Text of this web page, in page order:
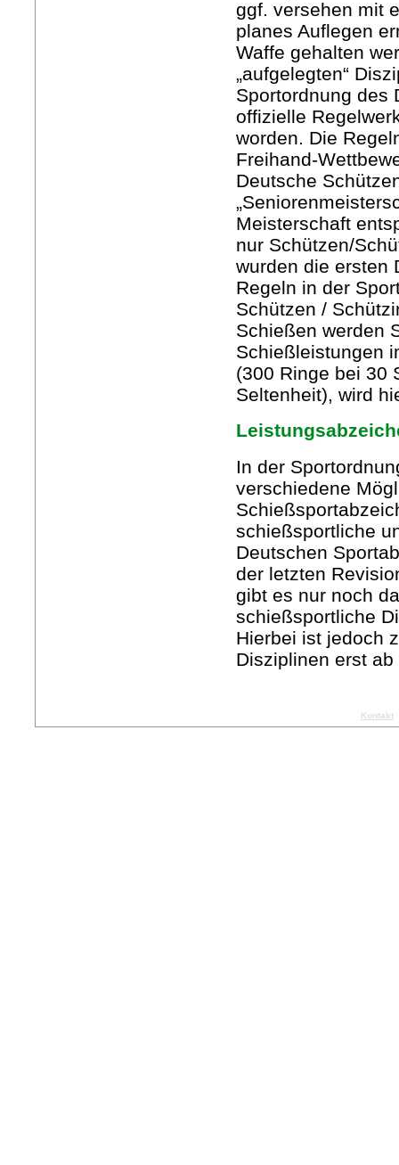
ggf. versehen mit
planes Auflegen
Waffe gehalten
„aufgelegten“
Sportordnung des
offizielle
worden. Die
Freihand-
Deutsche
Meisterschaft
nur Schützen/
wurden die ersten
Regeln in der
Schützen /
Schießen werden
Schießleistungen
(300 Ringe bei 30
Seltenheit), wird
In der
verschiedene
schießsportliche
Deutschen
der letzten
gibt es nur noch
schießsportliche
Hierbei ist jedoch
Disziplinen erst
Kontakt